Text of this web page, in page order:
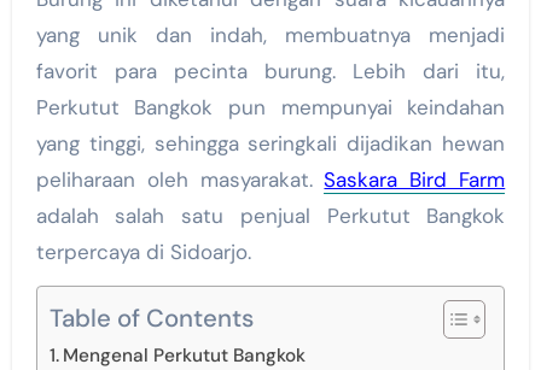
yang unik dan indah, membuatnya menjadi
favorit para pecinta burung. Lebih dari itu,
Perkutut Bangkok pun mempunyai keindahan
yang tinggi, sehingga seringkali dijadikan hewan
peliharaan oleh masyarakat.Saskara Bird Farm
adalah salah satu penjual Perkutut Bangkok
terpercaya di Sidoarjo.
Table of Contents
Mengenal Perkutut Bangkok